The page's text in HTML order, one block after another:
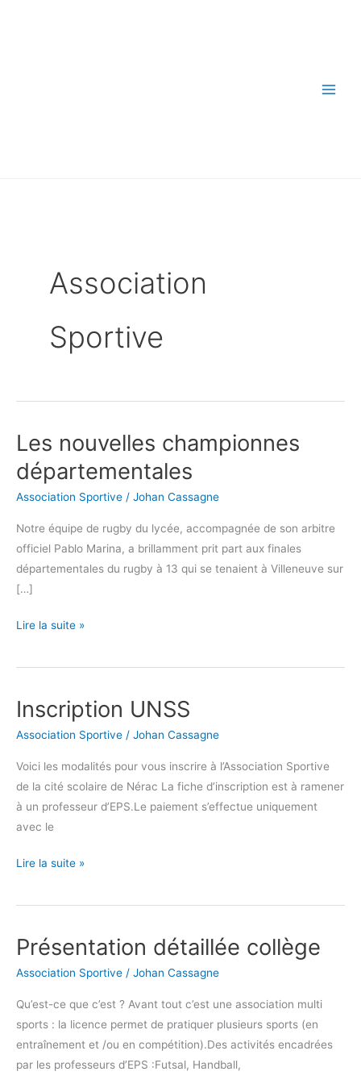
Association
Sportive
Les nouvelles championnes
départementales
Association Sportive / Johan Cassagne
Notre équipe de rugby du lycée, accompagnée de son arbitre
officiel Pablo Marina, a brillamment prit part aux finales
départementales du rugby à 13 qui se tenaient à Villeneuve sur
[…]
Les
championnes
départementales
Lire la suite »
Inscription UNSS
Association Sportive / Johan Cassagne
Voici les modalités pour vous inscrire à l’Association Sportive
de la cité scolaire de Nérac La fiche d’inscription est à ramener
à un professeur d’EPS.Le paiement s’effectue uniquement
avec le
Inscription
Lire la suite »
Présentation détaillée collège
Association Sportive / Johan Cassagne
Qu’est-ce que c’est ? Avant tout c’est une association multi
sports : la licence permet de pratiquer plusieurs sports (en
entraînement et /ou en compétition).Des activités encadrées
par les professeurs d’EPS :Futsal, Handball,
Présentation